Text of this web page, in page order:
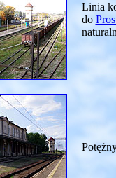
Linia
do